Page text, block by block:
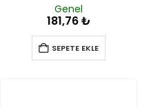
Genel
181,76₺
SEPETE EKLE